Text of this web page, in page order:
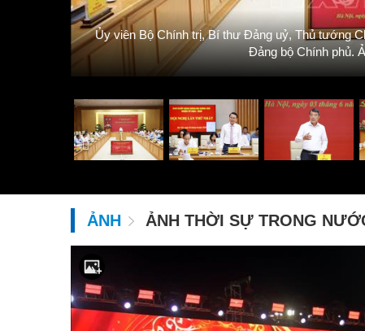
Ủy viên Bộ Chính trị, Bí thư Đảng uỷ, Thủ tướng
Đảng bộ Chính phủ.
ẢNH ẢNH THỜI SỰ TRONG